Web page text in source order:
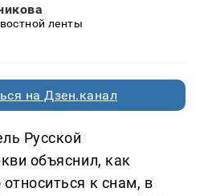
ленты
на Дзен.канал
Русской
объяснил, как
к снам, в